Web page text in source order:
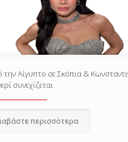
Αίγυπτο σε Σκόπια &
συνεχίζεται
περισσότερα